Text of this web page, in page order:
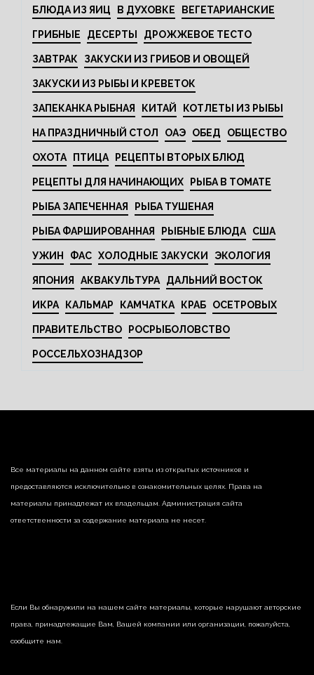
БЛЮДА ИЗ ЯИЦ В ДУХОВКЕ ВЕГЕТАРИАНСКИЕ
ГРИБНЫЕ ДЕСЕРТЫ ДРОЖЖЕВОЕ ТЕСТО
ЗАВТРАК ЗАКУСКИ ИЗ ГРИБОВ И ОВОЩЕЙ
ЗАКУСКИ ИЗ РЫБЫ И КРЕВЕТОК
ЗАПЕКАНКА РЫБНАЯ КИТАЙ КОТЛЕТЫ ИЗ РЫБЫ
НА ПРАЗДНИЧНЫЙ СТОЛ ОАЭ ОБЕД ОБЩЕСТВО
ОХОТА ПТИЦА РЕЦЕПТЫ ВТОРЫХ БЛЮД
РЕЦЕПТЫ ДЛЯ НАЧИНАЮЩИХ РЫБА В ТОМАТЕ
РЫБА ЗАПЕЧЕННАЯ РЫБА ТУШЕНАЯ
РЫБА ФАРШИРОВАННАЯ РЫБНЫЕ БЛЮДА США
УЖИН ФАС ХОЛОДНЫЕ ЗАКУСКИ ЭКОЛОГИЯ
ЯПОНИЯ АКВАКУЛЬТУРА ДАЛЬНИЙ ВОСТОК
ИКРА КАЛЬМАР КАМЧАТКА КРАБ ОСЕТРОВЫХ
ПРАВИТЕЛЬСТВО РОСРЫБОЛОВСТВО
РОССЕЛЬХОЗНАДЗОР
Все материалы на данном сайте взяты из открытых источников и
предоставляются исключительно в ознакомительных целях. Права на
материалы принадлежат их владельцам. Администрация сайта
ответственности за содержание материала не несет.
Если Вы обнаружили на нашем сайте материалы, которые нарушают авторские
права, принадлежащие Вам, Вашей компании или организации, пожалуйста,
сообщите нам.